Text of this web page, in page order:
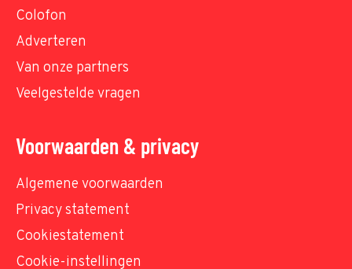
Colofon
Adverteren
Van onze partners
Veelgestelde vragen
Voorwaarden & privacy
Algemene voorwaarden
Privacy statement
Cookiestatement
Cookie-instellingen